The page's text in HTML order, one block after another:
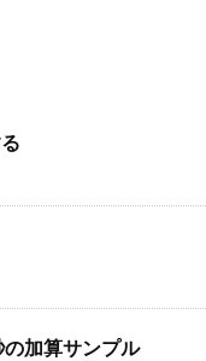
加算サンプル